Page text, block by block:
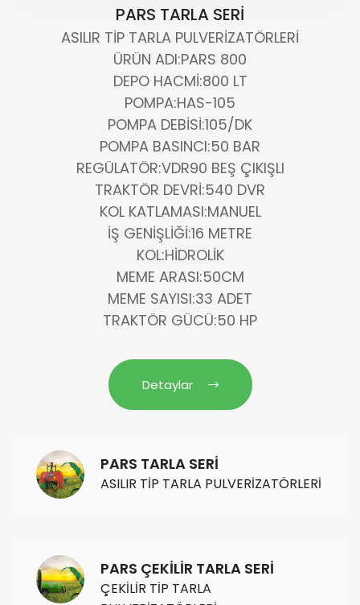
PARS TARLA SERİ
ASILIR TİP TARLA PULVERİZATÖRLERİ
PARS ÇEKİLİR TARLA SERİ
ÇEKİLİR TİP TARLA
PARS TARLA SERİ
ASILIR TİP TARLA PULVERİZATÖRLERİ
ÜRÜN ADI:PARS 800
DEPO HACMI:800 LT
POMPA:HAS-105
POMPA DEBISI:105/DK
POMPA BASINCI:50 BAR
REGÜLATÖR:VDR90 BEŞ ÇIKIŞLI
TRAKTÖR DEVRI:540 DVR
KOL KATLAMASI:MANUEL
İŞ GENIŞLIĞI:16 METRE
KOL:HİDROLİK
MEME ARASI:50CM
MEME SAYISI:33 ADET
TRAKTÖR GÜCÜ:50 HP
Detaylar